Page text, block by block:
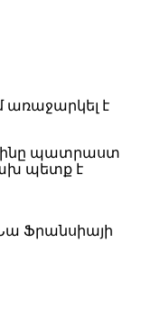
առաջարկել է
պատրաստ
պետք է
Ֆրանսիայի